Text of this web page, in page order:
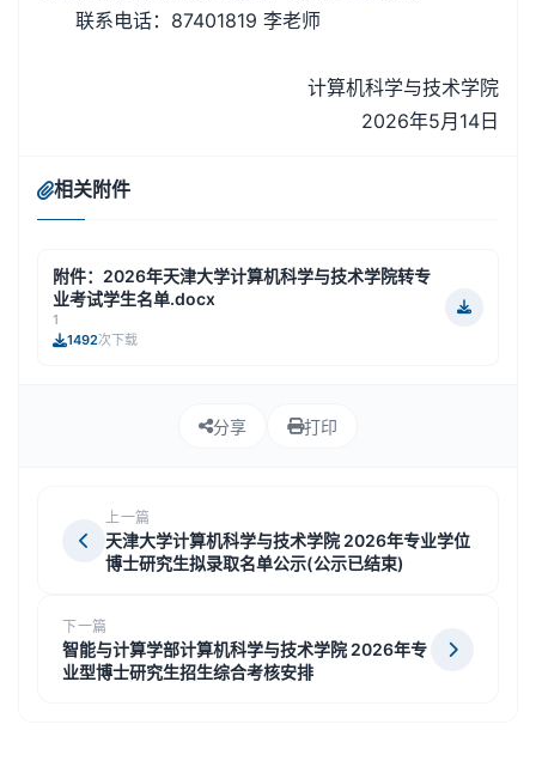
联系电话：87401819 李老师
计算机科学与技术学院
2026年5月14日
相关附件
附件：2026年天津大学计算机科学与技术学院转专
业考试学生名单.docx
1
1492次下载
分享 打印
上一篇
天津大学计算机科学与技术学院 2026年专业学位
博士研究生拟录取名单公示(公示已结束)
下一篇
智能与计算学部计算机科学与技术学院 2026年专
业型博士研究生招生综合考核安排